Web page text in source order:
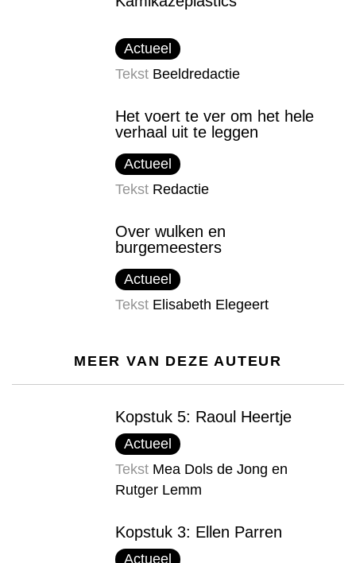
Actueel
Tekst Beeldredactie
Het voert te ver om het hele
verhaal uit te leggen
Actueel
Tekst Redactie
Over wulken en
burgemeesters
Actueel
Tekst Elisabeth Elegeert
MEER VAN DEZE AUTEUR
Kopstuk 5: Raoul Heertje
Actueel
Tekst Mea Dols de Jong en
Rutger Lemm
Kopstuk 3: Ellen Parren
Actueel